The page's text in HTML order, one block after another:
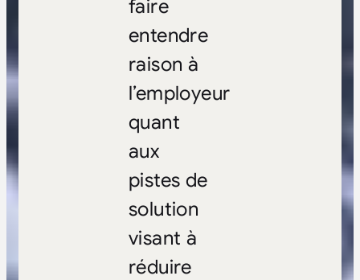
faire
entendre
raison à
l’employeur
quant
aux
pistes de
solution
visant à
réduire